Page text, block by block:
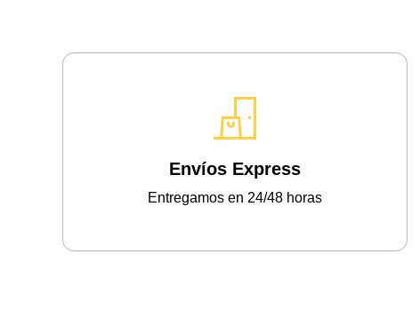
Envíos Express
Entregamos en 24/48 horas